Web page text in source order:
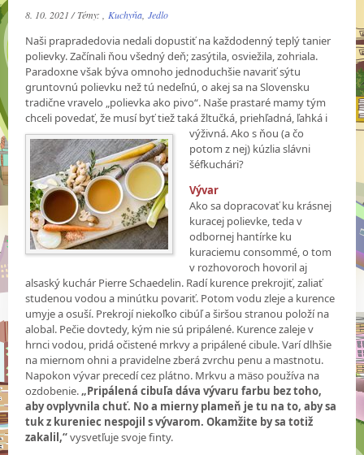
8. 10. 2021 / Témy: ,Kuchyňa,Jedlo
Naši prapradedovia nedali dopustiť na každodenný teplý tanier
polievky. Začínali ňou všedný deň; zasýtila, osviežila, zohriala.
Paradoxne však býva omnoho jednoduchšie navariť sýtu
gruntovnú polievku než tú nedeľnú, o akej sa na Slovensku
tradične vravelo „polievka ako pivo“. Naše prastaré mamy tým
chceli povedať, že musí byť tiež taká žltučká, priehľadná, ľahká i
výživná. Ako s ňou (a čo
potom z nej) kúzlia slávni
šéfkuchári?
Vývar
Ako sa dopracovať ku krásnej
kuracej polievke, teda v
odbornej hantírke ku
kuraciemu consommé, o tom
v rozhovoroch hovoril aj
alsaský kuchár Pierre Schaedelin. Radí kurence prekrojiť, zaliať
studenou vodou a minútku povariť. Potom vodu zleje a kurence
umyje a osuší. Prekrojí niekoľko cibúľ a širšou stranou položí na
alobal. Pečie dovtedy, kým nie sú pripálené. Kurence zaleje v
hrnci vodou, pridá očistené mrkvy a pripálené cibule. Varí dlhšie
na miernom ohni a pravidelne zberá zvrchu penu a mastnotu.
Napokon vývar precedí cez plátno. Mrkvu a mäso používa na
ozdobenie.„Pripálená cibuľa dáva vývaru farbu bez toho,
aby ovplyvnila chuť. No a mierny plameň je tu na to, aby sa
tuk z kureniec nespojil s vývarom. Okamžite by sa totiž
zakalil,“vysvetľuje svoje finty.